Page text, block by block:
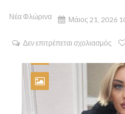
Νέα Φλώρινα Μάιος 21, 2026
Δεν επιτρέπεται σχολιασμός